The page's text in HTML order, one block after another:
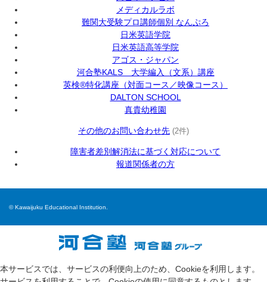
メディカルラボ
難関大受験プロ講師個別 なんぷろ
日米英語学院
日米英語高等学院
アゴス・ジャパン
河合塾KALS 大学編入（文系）講座
英検®特化講座（対面コース／映像コース）
DALTON SCHOOL
真貴幼稚園
その他のお問い合わせ先 (2件)
障害者差別解消法に基づく対応について
報道関係者の方
© Kawaijuku Educational Institution.
本サービスでは、サービスの利便向上のため、Cookieを利用します。